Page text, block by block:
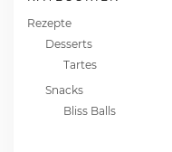
Rezepte
Desserts
Tartes
Snacks
Bliss Balls